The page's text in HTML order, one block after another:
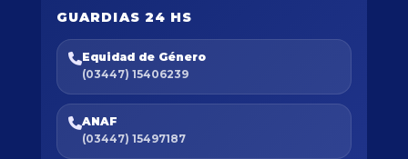
GUARDIAS 24 HS
Equidad de Género
(03447) 15406239
ANAF
(03447) 15497187